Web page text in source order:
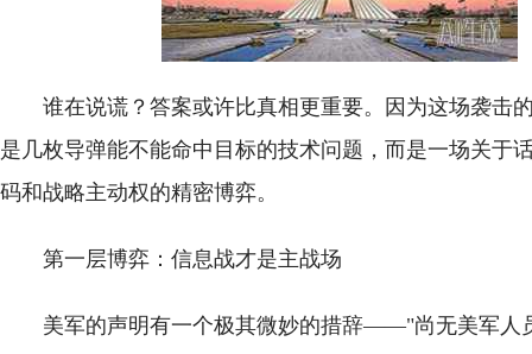
谁在说谎？答案或许比真相更重要。因为这场袭击
是几枚导弹能不能命中目标的技术问题，而是一场关于
码和战略主动权的精密博弈。
第一层博弈：信息战才是主战场
美军的声明有一个极其微妙的措辞——"尚无美军人